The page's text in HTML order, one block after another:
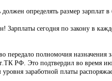
определять размер зарплат
Зарплаты сегодня по закону в
передало полномочия
РФ. Это подтвердил во время
заработной платы